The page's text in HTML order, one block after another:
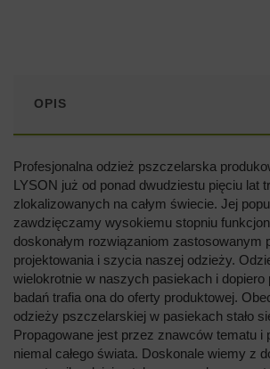
OPIS
Profesjonalna odzież pszczelarska
LYSON już od ponad dwudziestu pięciu lat
zlokalizowanych na całym świecie. Jej
zawdzięczamy wysokiemu stopniu
doskonałym rozwiązaniom zastosowanym
projektowania i szycia naszej odzieży.
wielokrotnie w naszych pasiekach i dopiero
badań trafia ona do oferty produktowej.
odzieży pszczelarskiej w pasiekach stało
Propagowane jest przez znawców tematu i
niemal całego świata. Doskonale wiemy z